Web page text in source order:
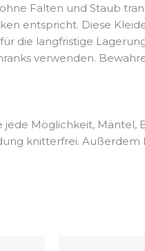
Falten und Staub
entspricht. Diese
die langfristige
verwenden.
Möglichkeit, Mäntel,
knitterfrei. Außerdem